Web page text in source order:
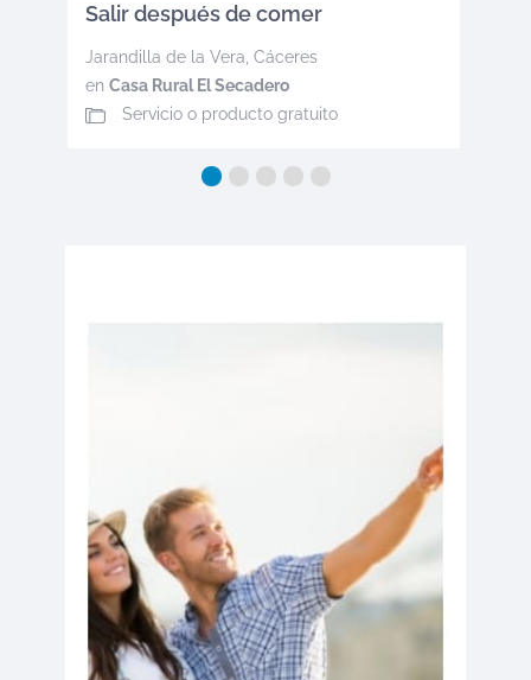
Salir después de comer
Jarandilla de la Vera, Cáceres
en Casa Rural El Secadero
Servicio o producto gratuito